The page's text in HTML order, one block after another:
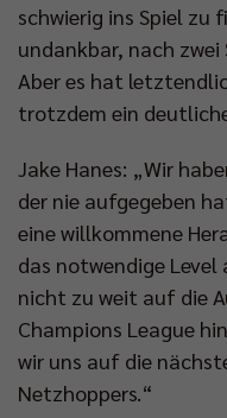
schwierig ins Spiel zu
undankbar, nach
Aber es hat
trotzdem ein
Jake Hanes: „Wir
der nie aufgegeben
eine willkommene
das notwendige
nicht zu weit auf die
Champions League
wir uns auf die
Netzhoppers.“